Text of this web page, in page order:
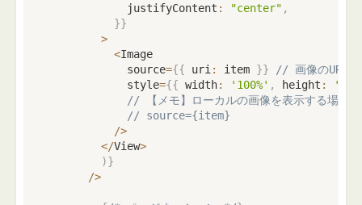
            justifyContent
: "center" ,
}}
>
<Image
            source
={{ uri : item }}
// 画像のURLを
            style
={{ width: '100%' , height :
// 【メモ】ローカルの画像を表示する場合
// source={item}
/>
</View>
)}
/>